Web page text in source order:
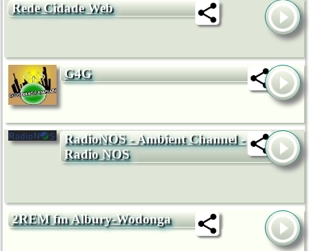
Rede Cidade Web
G4G
RadioNOS - Ambient Channel -
Radio NOS
2REM fm Albury-Wodonga